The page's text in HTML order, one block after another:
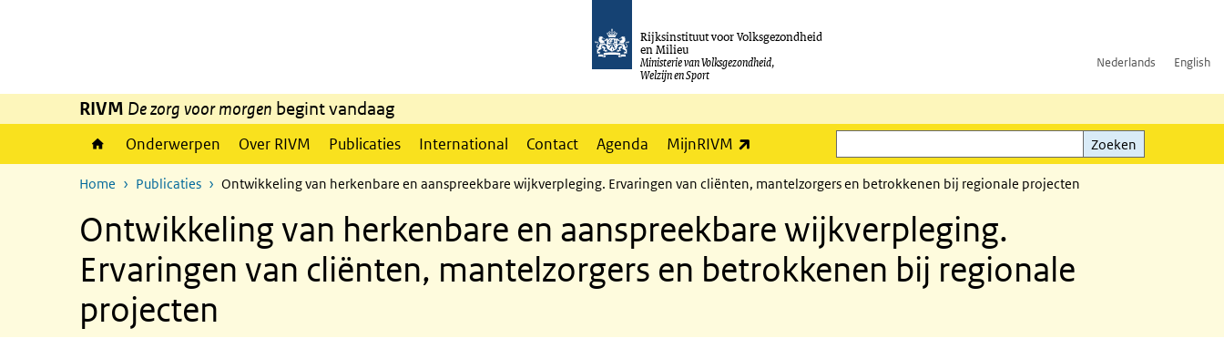
Rijksinstituut voor Volksgezondheid
en Milieu
Ministerie van Volksgezondheid,
Welzijn en Sport
Nederlands English
RIVM De zorg voor morgen begint vandaag
Onderwerpen Over RIVM Publicaties International Contact Agenda MijnRIVM
Zoeken
Zoeken
Home Publicaties Ontwikkeling van herkenbare en aanspreekbare wijkverpleging. Ervaringen van cliënten, mantelzorgers en betrokkenen bij regionale projecten
Ontwikkeling van herkenbare en aanspreekbare wijkverpleging.
Ervaringen van cliënten, mantelzorgers en betrokkenen bij regionale
projecten